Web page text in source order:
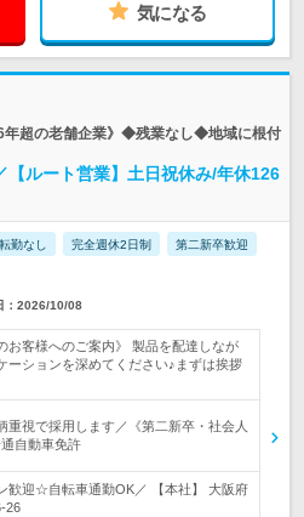
気になる
年超の老舗企業》◆残業なし◆地域に根付
【ルート営業】土日祝休み/年休126
転勤なし 完全週休2日制 第二新卒歓迎
：2026/10/08
お客様へのご案内》 製品を配達しなが
ーションを深めてください♪まずは挨拶
視で採用します／《第二新卒・社会人
自動車免許
歓迎☆自転車通勤OK／ 【本社】 大阪府
26